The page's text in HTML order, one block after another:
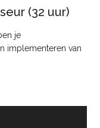
(32 uur)
je
implementeren van